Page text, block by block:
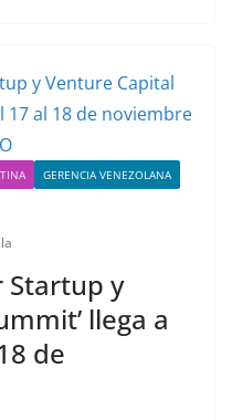
GERENCIA VENEZOLANA
Startup y
llega a
de